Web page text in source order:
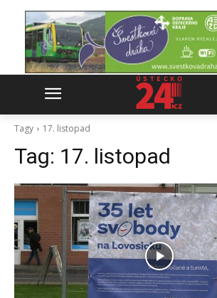
Tagy 17. listopad
Tag: 17. listopad